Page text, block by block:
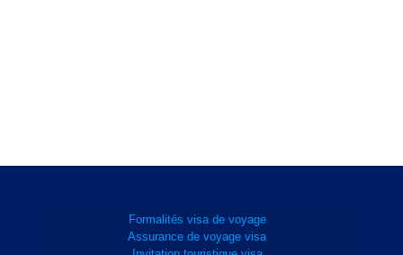
Formalités visa de voyage
Assurance de voyage visa